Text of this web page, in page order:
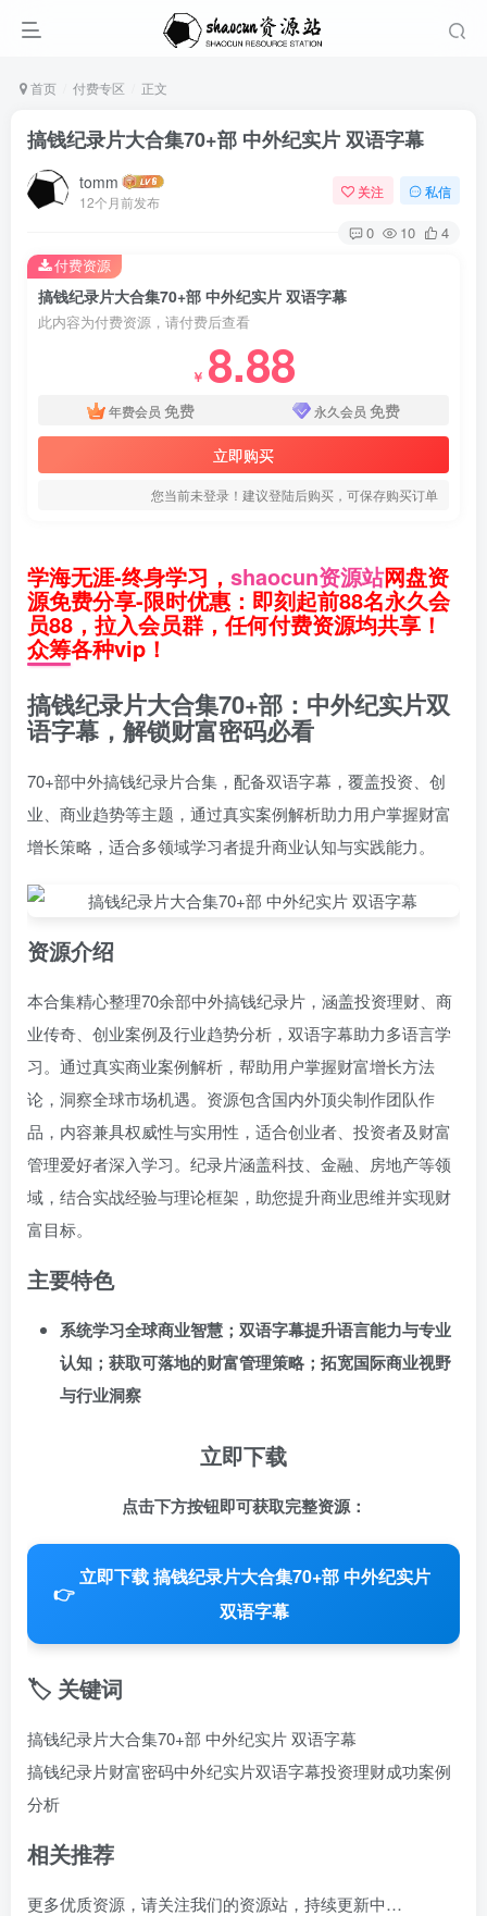
首页 付费专区 正文
搞钱纪录片大合集70+部 中外纪实片 双语字幕
tomm
12个月前发布
关注 私信
0 10 4
搞钱纪录片大合集70+部 中外纪实片 双语字幕
此内容为付费资源，请付费后查看
￥ 8.88
年费会员 免费 永久会员 免费
立即购买
您当前未登录！建议登陆后购买，可保存购买订单
付费资源
学海无涯-终身学习， shaocun资源站网盘资
源免费分享-限时优惠：即刻起前88名永久会
员88，拉入会员群，任何付费资源均共享！
众筹各种vip！
搞钱纪录片大合集70+部：中外纪实片双
语字幕，解锁财富密码必看
70+部中外搞钱纪录片合集，配备双语字幕，覆盖投资、创
业、商业趋势等主题，通过真实案例解析助力用户掌握财富
增长策略，适合多领域学习者提升商业认知与实践能力。
资源介绍
本合集精心整理70余部中外搞钱纪录片，涵盖投资理财、商
业传奇、创业案例及行业趋势分析，双语字幕助力多语言学
习。通过真实商业案例解析，帮助用户掌握财富增长方法
论，洞察全球市场机遇。资源包含国内外顶尖制作团队作
品，内容兼具权威性与实用性，适合创业者、投资者及财富
管理爱好者深入学习。纪录片涵盖科技、金融、房地产等领
域，结合实战经验与理论框架，助您提升商业思维并实现财
富目标。
主要特色
系统学习全球商业智慧；双语字幕提升语言能力与专业
认知；获取可落地的财富管理策略；拓宽国际商业视野
与行业洞察
立即下载
点击下方按钮即可获取完整资源：
👉
立即下载 搞钱纪录片大合集70+部 中外纪实片
双语字幕
🏷️ 关键词
搞钱纪录片大合集70+部 中外纪实片 双语字幕
搞钱纪录片财富密码中外纪实片双语字幕投资理财成功案例
分析
相关推荐
更多优质资源，请关注我们的资源站，持续更新中…